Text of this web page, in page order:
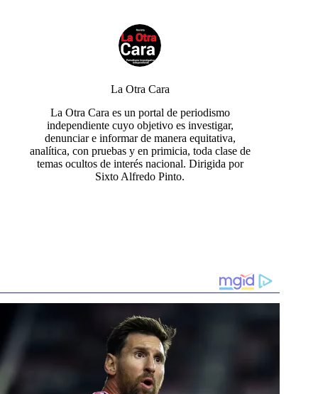
La Otra Cara
La Otra Cara es un portal de periodismo
independiente cuyo objetivo es investigar,
denunciar e informar de manera equitativa,
analítica, con pruebas y en primicia, toda clase de
temas ocultos de interés nacional. Dirigida por
Sixto Alfredo Pinto.